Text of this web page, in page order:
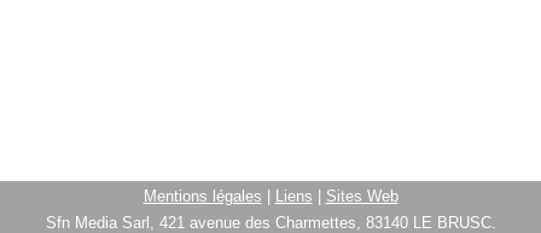
Mentions légales Liens
Sites Web
Sfn Media Sarl, 421 avenue des Charmettes, 83140 LE BRUSC.